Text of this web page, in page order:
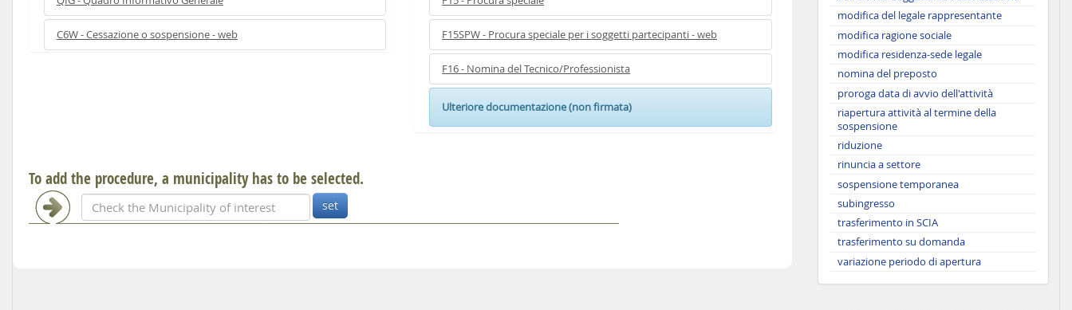
C6W - Cessazione o sospensione - web F15SPW - Procura speciale per i soggetti partecipanti - web
F16 - Nomina del Tecnico/Professionista
Ulteriore documentazione (non firmata)
To add the procedure, a municipality has to be selected.
modifica del legale rappresentante
modifica ragione sociale
modifica residenza-sede legale
nomina del preposto
proroga data di avvio dell'attività
riapertura attività al termine della
sospensione
riduzione
rinuncia a settore
sospensione temporanea
subingresso
trasferimento in SCIA
trasferimento su domanda
variazione periodo di apertura